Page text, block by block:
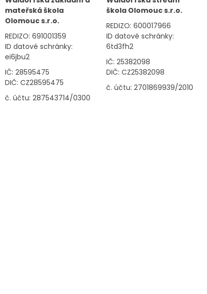
mateřská škola
Olomouc s.r.o.
REDIZO: 691001359
ID datové schránky:
ei6jbu2
IČ: 28595475
DIČ: CZ28595475
č. účtu: 287543714/0300
škola Olomouc s.r.o.
REDIZO: 600017966
ID datové schránky:
6td3fh2
IČ: 25382098
DIČ: CZ25382098
č. účtu: 2701869939/2010